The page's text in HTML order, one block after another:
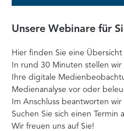
Unsere Webinare für
Hier finden Sie eine
In rund 30 Minuten stellen
Ihre digitale
Medienanalyse vor oder
Im Anschluss beantworten
Suchen Sie sich einen Termin
Wir freuen uns auf Sie!